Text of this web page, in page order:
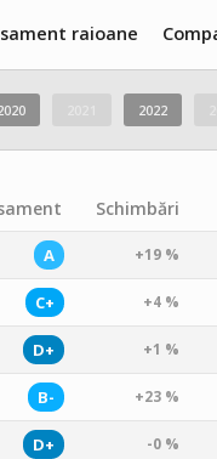
raioane
2022
Schimbări
A +19 %
C+ +4 %
D+ +1 %
B- +23 %
D+ -0 %